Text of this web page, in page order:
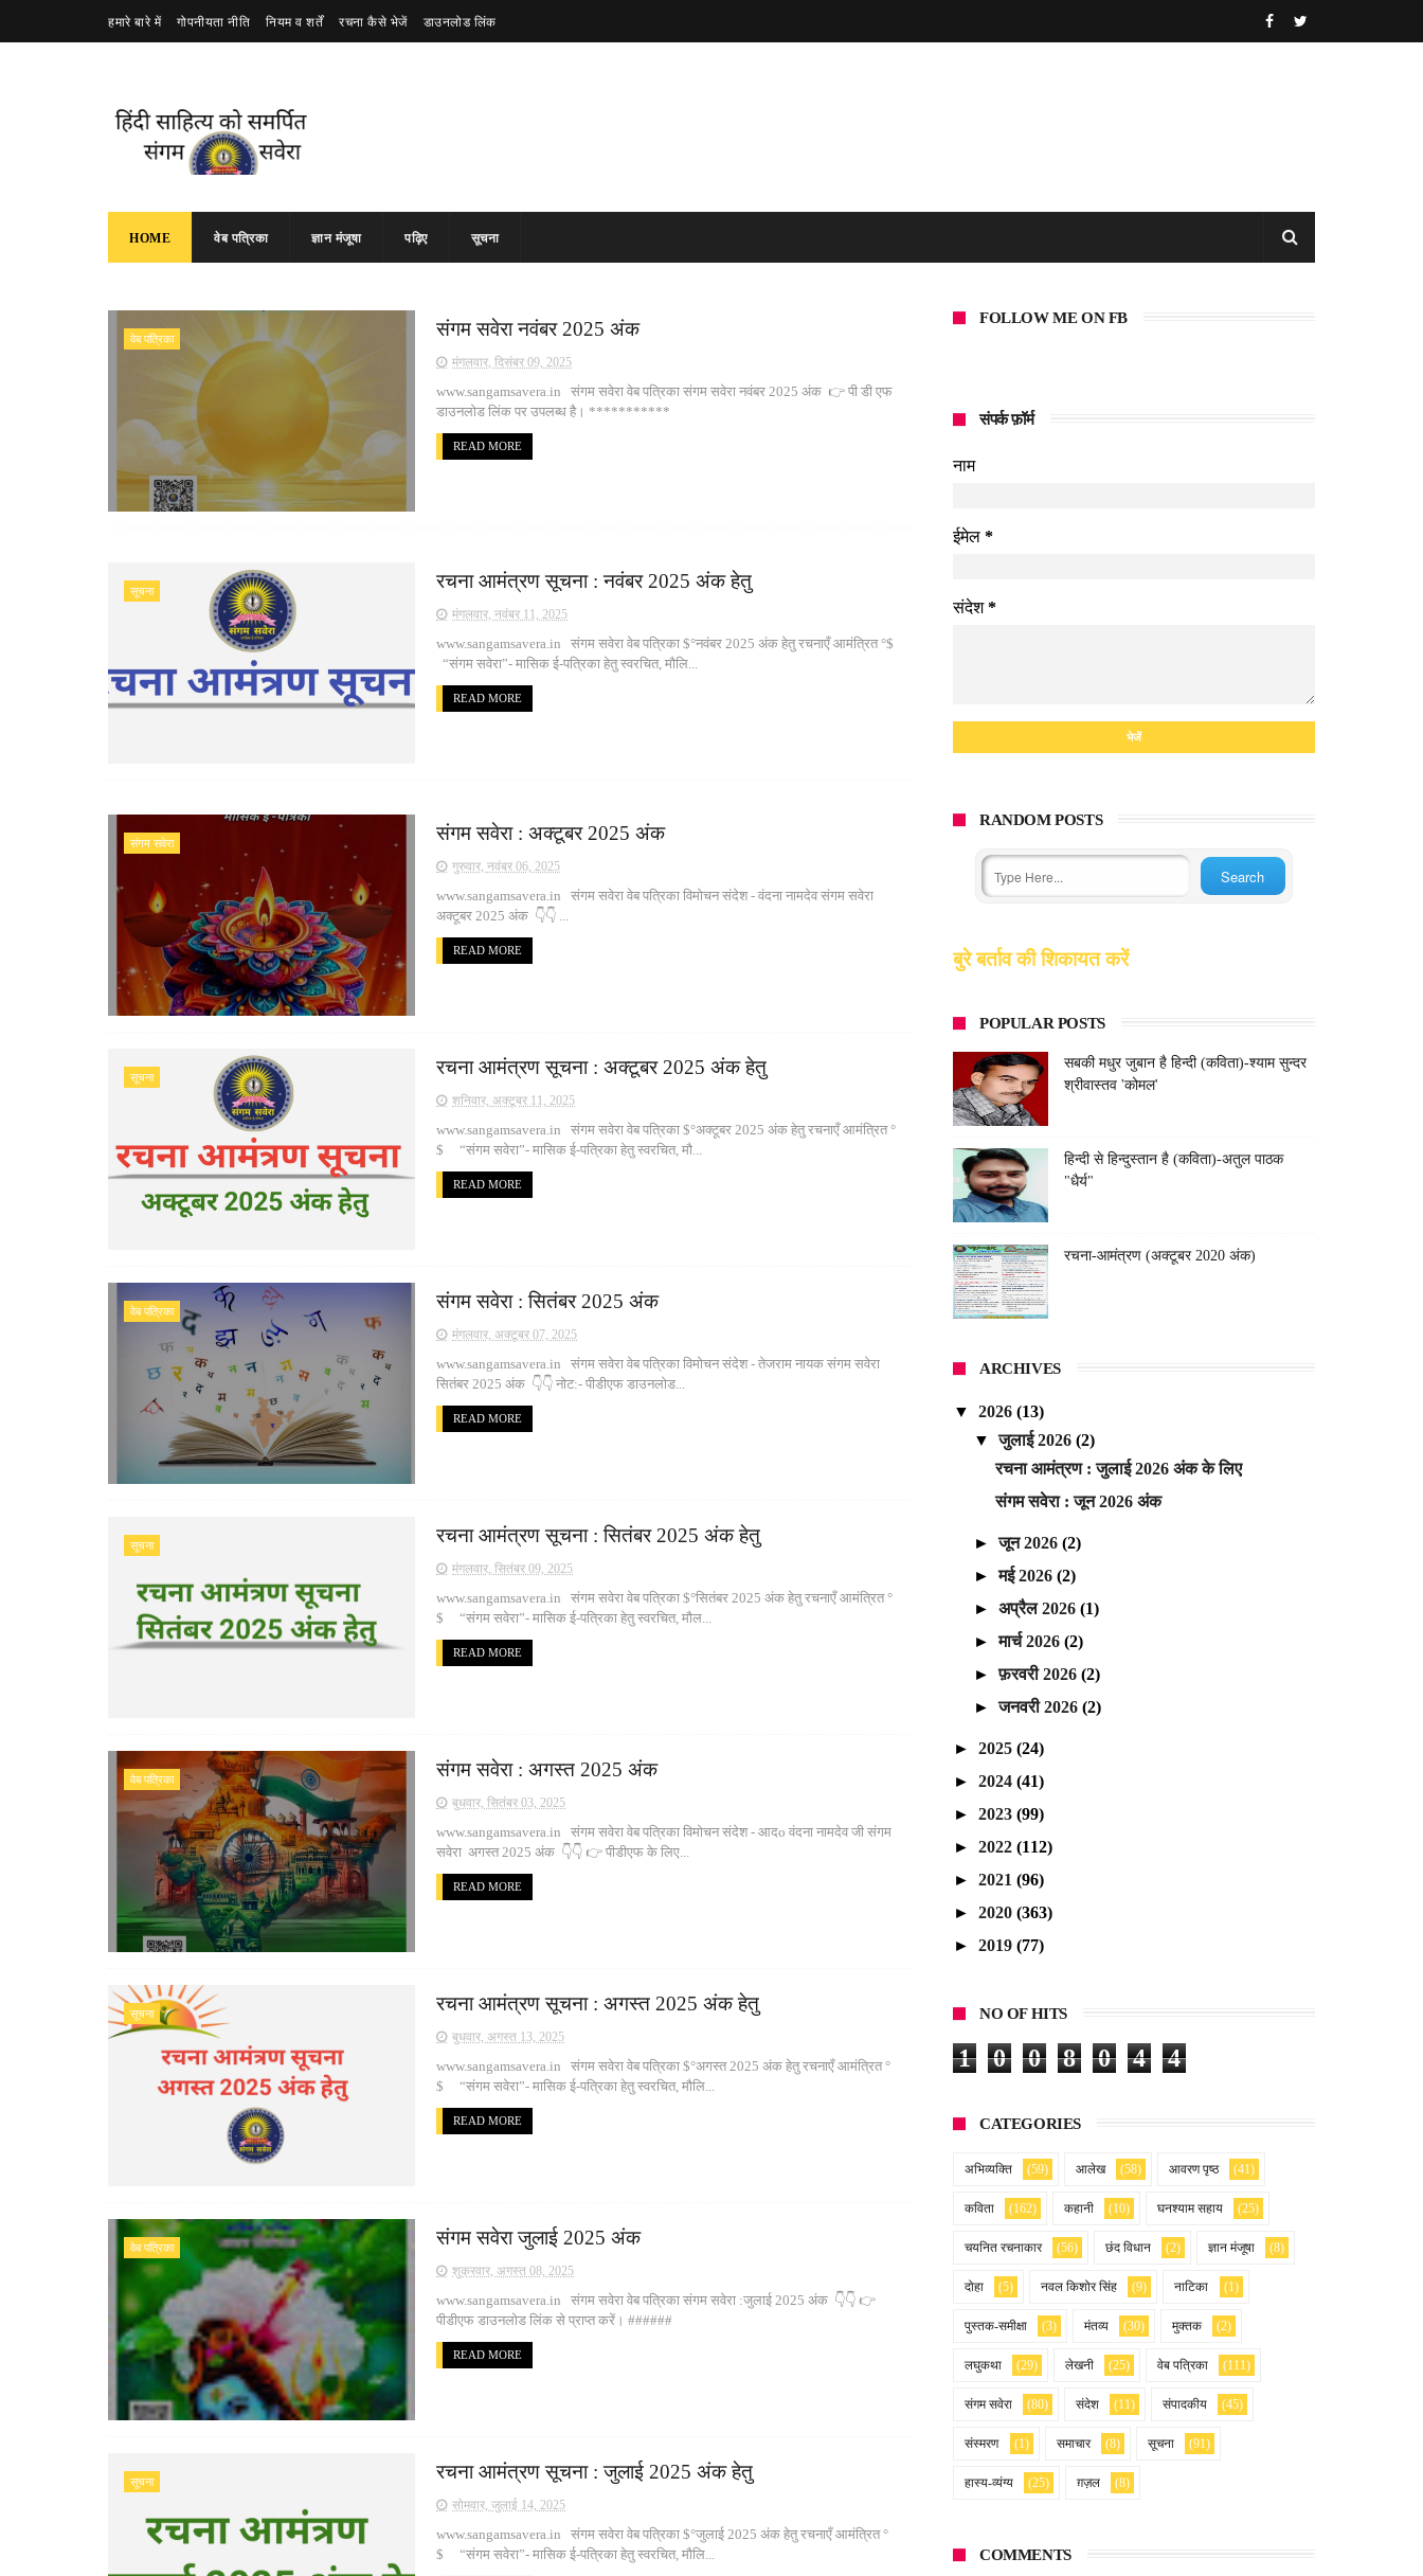
हमारे बारे में गोपनीयता नीति नियम व शर्तें रचना कैसे भेजें डाउनलोड लिंक
HOME वेब पत्रिका ज्ञान मंजूषा पढ़िए सूचना
वेब पत्रिका संगम सवेरा नवंबर 2025 अंक
मंगलवार, दिसंबर 09, 2025
www.sangamsavera.in संगम सवेरा वेब पत्रिका संगम सवेरा नवंबर 2025 अंक 👉 पी डी एफ
डाउनलोड लिंक पर उपलब्ध है। ***********
READ MORE
सूचना रचना आमंत्रण सूचना : नवंबर 2025 अंक हेतु
मंगलवार, नवंबर 11, 2025
www.sangamsavera.in संगम सवेरा वेब पत्रिका $°नवंबर 2025 अंक हेतु रचनाएँ आमंत्रित °$
“संगम सवेरा”- मासिक ई-पत्रिका हेतु स्वरचित, मौलि...
READ MORE
संगम सवेरा संगम सवेरा : अक्टूबर 2025 अंक
गुरुवार, नवंबर 06, 2025
www.sangamsavera.in संगम सवेरा वेब पत्रिका विमोचन संदेश - वंदना नामदेव संगम सवेरा
अक्टूबर 2025 अंक 👇👇 ...
READ MORE
सूचना रचना आमंत्रण सूचना : अक्टूबर 2025 अंक हेतु
शनिवार, अक्टूबर 11, 2025
www.sangamsavera.in संगम सवेरा वेब पत्रिका $°अक्टूबर 2025 अंक हेतु रचनाएँ आमंत्रित °
$ “संगम सवेरा”- मासिक ई-पत्रिका हेतु स्वरचित, मौ...
READ MORE
वेब पत्रिका संगम सवेरा : सितंबर 2025 अंक
मंगलवार, अक्टूबर 07, 2025
www.sangamsavera.in संगम सवेरा वेब पत्रिका विमोचन संदेश - तेजराम नायक संगम सवेरा
सितंबर 2025 अंक 👇👇 नोट:- पीडीएफ डाउनलोड...
READ MORE
सूचना रचना आमंत्रण सूचना : सितंबर 2025 अंक हेतु
मंगलवार, सितंबर 09, 2025
www.sangamsavera.in संगम सवेरा वेब पत्रिका $°सितंबर 2025 अंक हेतु रचनाएँ आमंत्रित °
$ “संगम सवेरा”- मासिक ई-पत्रिका हेतु स्वरचित, मौल...
READ MORE
वेब पत्रिका संगम सवेरा : अगस्त 2025 अंक
बुधवार, सितंबर 03, 2025
www.sangamsavera.in संगम सवेरा वेब पत्रिका विमोचन संदेश - आदo वंदना नामदेव जी संगम
सवेरा अगस्त 2025 अंक 👇👇 👉 पीडीएफ के लिए...
READ MORE
सूचना रचना आमंत्रण सूचना : अगस्त 2025 अंक हेतु
बुधवार, अगस्त 13, 2025
www.sangamsavera.in संगम सवेरा वेब पत्रिका $°अगस्त 2025 अंक हेतु रचनाएँ आमंत्रित °
$ “संगम सवेरा”- मासिक ई-पत्रिका हेतु स्वरचित, मौलि...
READ MORE
वेब पत्रिका संगम सवेरा जुलाई 2025 अंक
शुक्रवार, अगस्त 08, 2025
www.sangamsavera.in संगम सवेरा वेब पत्रिका संगम सवेरा :जुलाई 2025 अंक 👇👇 👉
पीडीएफ डाउनलोड लिंक से प्राप्त करें। ######
READ MORE
सूचना रचना आमंत्रण सूचना : जुलाई 2025 अंक हेतु
सोमवार, जुलाई 14, 2025
www.sangamsavera.in संगम सवेरा वेब पत्रिका $°जुलाई 2025 अंक हेतु रचनाएँ आमंत्रित °
$ “संगम सवेरा”- मासिक ई-पत्रिका हेतु स्वरचित, मौलि...
FOLLOW ME ON FB
संपर्क फ़ॉर्म
नाम
ईमेल *
संदेश*
RANDOM POSTS
बुरे बर्ताव की शिकायत करें
POPULAR POSTS
सबकी मधुर जुबान है हिन्दी (कविता)-श्याम सुन्दर
श्रीवास्तव 'कोमल'
हिन्दी से हिन्दुस्तान है (कविता)-अतुल पाठक
"धैर्य"
रचना-आमंत्रण (अक्टूबर 2020 अंक)
ARCHIVES
▼ 2026 (13)
▼जुलाई 2026(2)
रचना आमंत्रण : जुलाई 2026 अंक के लिए
संगम सवेरा : जून 2026 अंक
►जून 2026(2)
►मई 2026(2)
►अप्रैल 2026(1)
►मार्च 2026(2)
►फ़रवरी 2026(2)
►जनवरी 2026(2)
► 2025 (24)
► 2024 (41)
► 2023 (99)
► 2022 (112)
► 2021 (96)
► 2020 (363)
► 2019 (77)
NO OF HITS
1 0 0 8 0 4 4
CATEGORIES
अभिव्यक्ति (59) आलेख (58) आवरण पृष्ठ (41)
कविता (162) कहानी (10) घनश्याम सहाय (25)
चयनित रचनाकार (56) छंद विधान (2) ज्ञान मंजूषा (8)
दोहा (5) नवल किशोर सिंह (9) नाटिका (1)
पुस्तक-समीक्षा (3) मंतव्य (30) मुक्तक (2)
लघुकथा (29) लेखनी (25) वेब पत्रिका (111)
संगम सवेरा (80) संदेश (11) संपादकीय (45)
संस्मरण (1) समाचार (8) सूचना (91)
हास्य-व्यंग्य (25) ग़ज़ल (8)
COMMENTS